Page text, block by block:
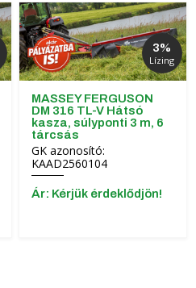
3%
Lízing
MASSEY FERGUSON
DM 316 TL-V Hátsó
kasza, súlyponti 3 m, 6
tárcsás
GK azonosító:
KAAD2560104
Ár: Kérjük érdeklődjön!